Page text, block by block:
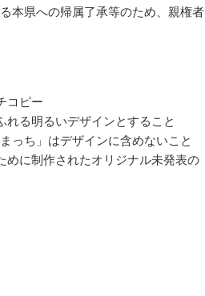
本県への帰属了承等のため、親権者
コピー
る明るいデザインとすること
っち」はデザインに含めないこと
に制作されたオリジナル未発表の